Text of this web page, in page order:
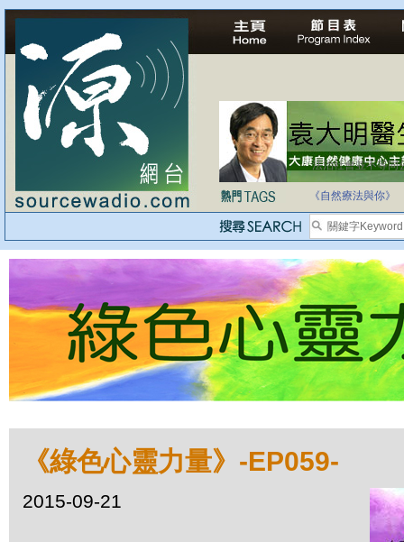
法治社會並不等同
《自然療法與你》
《綠色心靈力量》-EP059-
2015-09-21